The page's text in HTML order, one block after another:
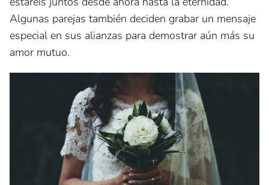
Algunas parejas también deciden grabar un mensaje
especial en sus alianzas para demostrar aún más su
amor mutuo.